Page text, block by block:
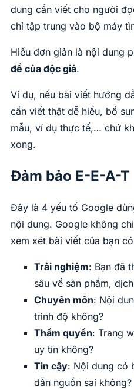
dung cần viết cho người
chỉ tập trung vào bộ máy
Hiểu đơn giản là nội dung
đề của độc giả.
Ví dụ, nếu bài viết hướng
cần viết thật dễ hiểu, bổ
mẫu, ví dụ thực tế,… chứ
xong.
Đảm bảo E-E-A-T
Đây là 4 yếu tố Google
nội dung. Google không
xem xét bài viết của bạn
Trải nghiệm: Bạn đã
sâu về sản phẩm,
Chuyên môn: Nội
trình độ không?
Thẩm quyền: Trang
uy tín không?
Tin cậy: Nội dung có
dẫn nguồn sai không?